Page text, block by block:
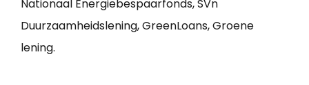
Nationaal Energiebespaarfonds, SVn
Duurzaamheidslening, GreenLoans, Groene
lening.